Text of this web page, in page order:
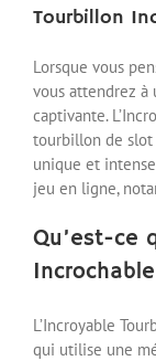
Tourbillon
Lorsque vous
vous attendrez
captivante.
tourbillon de
unique et
jeu en ligne,
Qu’est-ce
L’Incroyable
qui utilise une